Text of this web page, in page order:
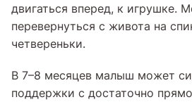
двигаться вперед, к игрушке.
перевернуться с живота на
четвереньки.
В 7–8 месяцев малыш может
поддержки с достаточно